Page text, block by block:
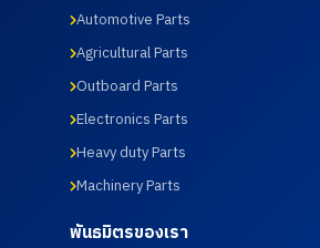
Automotive Parts
Agricultural Parts
Outboard Parts
Electronics Parts
Heavy duty Parts
Machinery Parts
พันธมิตรของเรา